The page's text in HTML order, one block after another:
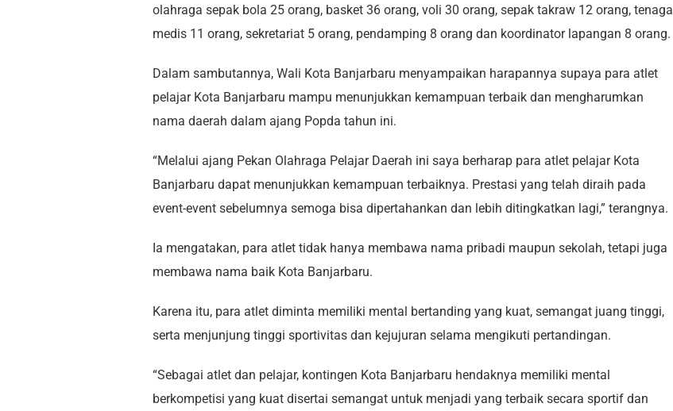
olahraga sepak bola 25 orang, basket 36 orang, voli 30 orang, sepak takraw 12 orang, tenaga
medis 11 orang, sekretariat 5 orang, pendamping 8 orang dan koordinator lapangan 8 orang.
Dalam sambutannya, Wali Kota Banjarbaru menyampaikan harapannya supaya para atlet
pelajar Kota Banjarbaru mampu menunjukkan kemampuan terbaik dan mengharumkan
nama daerah dalam ajang Popda tahun ini.
“Melalui ajang Pekan Olahraga Pelajar Daerah ini saya berharap para atlet pelajar Kota
Banjarbaru dapat menunjukkan kemampuan terbaiknya. Prestasi yang telah diraih pada
event-event sebelumnya semoga bisa dipertahankan dan lebih ditingkatkan lagi,” terangnya.
Ia mengatakan, para atlet tidak hanya membawa nama pribadi maupun sekolah, tetapi juga
membawa nama baik Kota Banjarbaru.
Karena itu, para atlet diminta memiliki mental bertanding yang kuat, semangat juang tinggi,
serta menjunjung tinggi sportivitas dan kejujuran selama mengikuti pertandingan.
“Sebagai atlet dan pelajar, kontingen Kota Banjarbaru hendaknya memiliki mental
berkompetisi yang kuat disertai semangat untuk menjadi yang terbaik secara sportif dan